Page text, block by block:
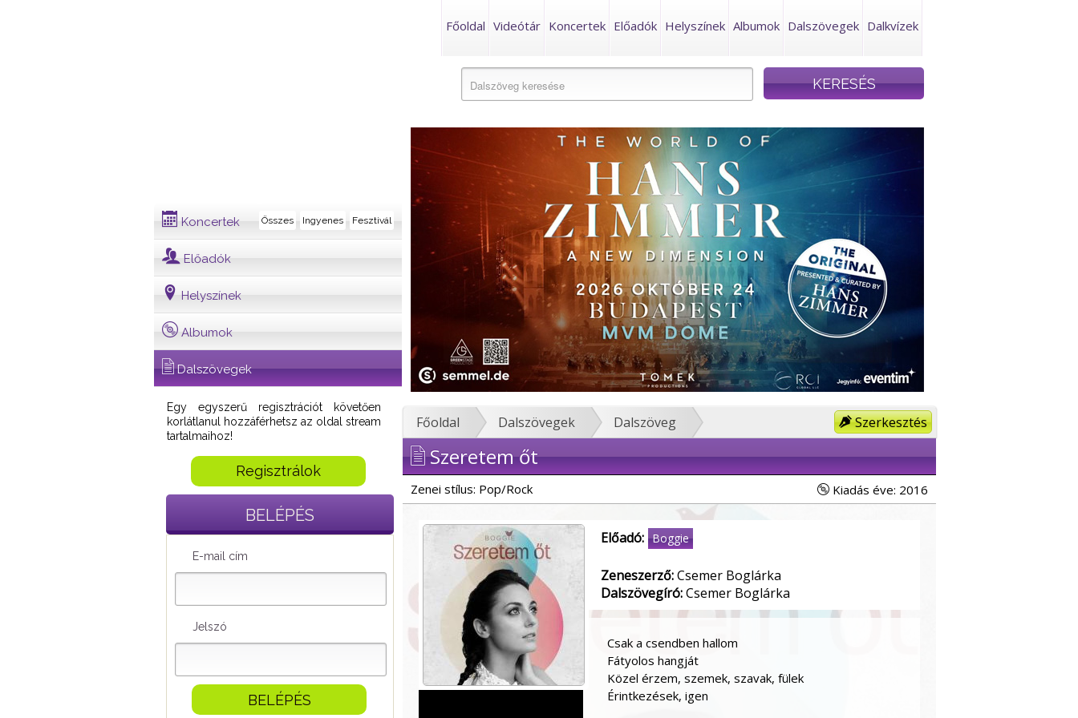
Főoldal Videótár Koncertek Előadók Helyszínek Albumok Dalszövegek Dalkvízek
Koncertek Fesztivál
Ingyenes
Összes
Előadók
Helyszínek
Albumok
Dalszövegek
Egy egyszerű regisztrációt követően
korlátlanul hozzáférhetsz az oldal stream
tartalmaihoz!
Regisztrálok
BELÉPÉS
E-mail cím
Jelszó
Szerkesztés
Főoldal Dalszövegek Dalszöveg
Szeretem őt
Zenei stílus: Pop/Rock Kiadás éve: 2016
Előadó: Boggie
Zeneszerző:Csemer Boglárka
Dalszövegíró:Csemer Boglárka
Csak a csendben hallom
Fátyolos hangját
Közel érzem, szemek, szavak, fülek
Érintkezések, igen